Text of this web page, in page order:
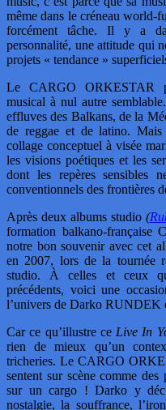
même dans le créneau
forcément tâche. Il y a
personnalité, une attitude qui
projets « tendance »
Le CARGO ORKESTAR
musical à nul autre
effluves des Balkans, de la
de reggae et de latino.
collage conceptuel à visée
les visions poétiques et les
dont les repères sensibles
conventionnels des frontières
Après deux albums studio (
formation balkano-française
notre bon souvenir avec cet
en 2007, lors de la tournée
studio. À celles et ceux
précédents, voici une
l’univers de Darko RUNDEK
Car ce qu’illustre ce Live In
rien de mieux qu’un
tricheries. Le CARGO
sentent sur scène comme
sur un cargo ! Darko y
nostalgie, la souffrance,